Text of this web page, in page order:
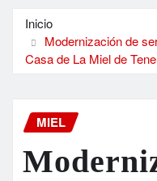
Inicio
Modernización de
Casa de La Miel de
MIEL